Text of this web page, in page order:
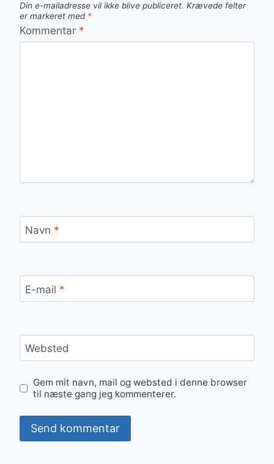
Din e-mailadresse vil ikke blive publiceret. Krævede felter
er markeret med *
Kommentar *
Navn *
E-mail *
Websted
Gem mit navn, mail og websted i denne browser
til næste gang jeg kommenterer.